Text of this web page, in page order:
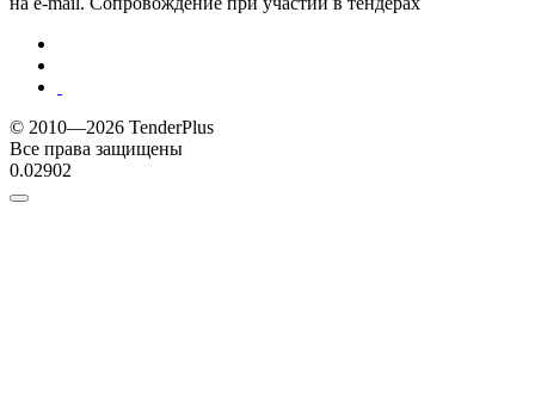
© 2010—2026 TenderPlus
Все права защищены
0.02902